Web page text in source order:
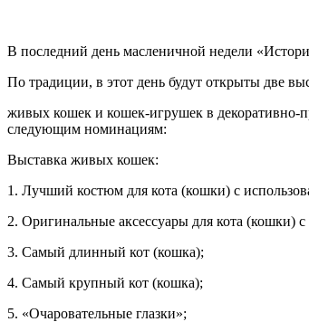
В последний день масленичной недели
По традиции, в этот день будут открыты две
живых кошек и кошек-игрушек в декоративно-
следующим номинациям:
Выставка живых кошек:
1. Лучший костюм для кота (кошки) с
2. Оригинальные аксессуары для кота (кошки)
3. Самый длинный кот (кошка);
4. Самый крупный кот (кошка);
5. «Очаровательные глазки»;